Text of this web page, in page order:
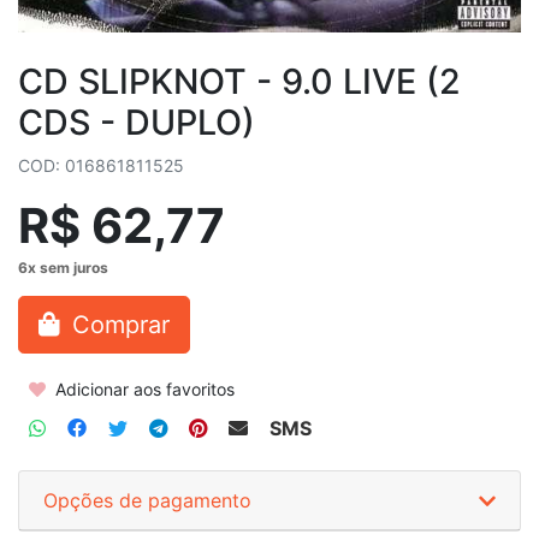
CD SLIPKNOT - 9.0 LIVE (2
CDS - DUPLO)
COD: 016861811525
R$ 62,77
Comprar
Adicionar aos favoritos
SMS
Opções de pagamento